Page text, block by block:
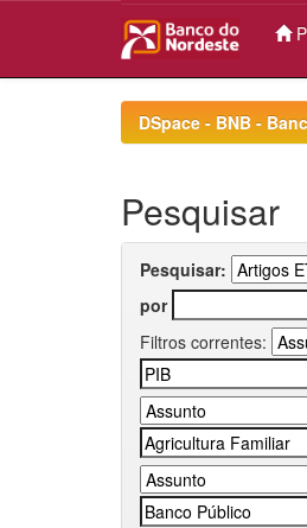
DSpace - BNB -
Pesquisar
Pesquisar:
por
Filtros correntes: